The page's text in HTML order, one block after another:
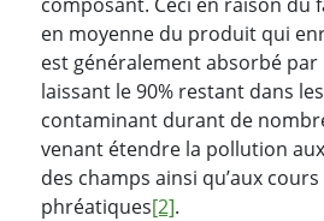
en moyenne du produit qui
est généralement absorbé
laissant le 90% restant dans
contaminant durant de
venant étendre la pollution
des champs ainsi qu’aux
phréatiques[2].